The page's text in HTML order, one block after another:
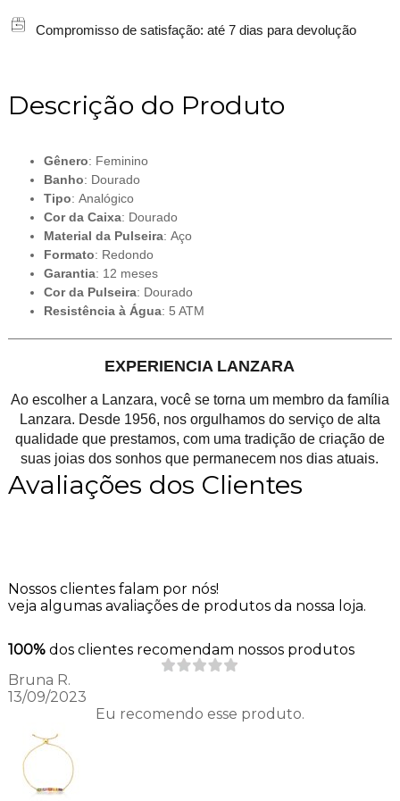
Compromisso de satisfação: até 7 dias para devolução
Descrição do Produto
Gênero: Feminino
Banho: Dourado
Tipo: Analógico
Cor da Caixa: Dourado
Material da Pulseira: Aço
Formato: Redondo
Garantia: 12 meses
Cor da Pulseira: Dourado
Resistência à Água: 5 ATM
EXPERIENCIA LANZARA
Ao escolher a Lanzara, você se torna um membro da família
Lanzara. Desde 1956, nos orgulhamos do serviço de alta
qualidade que prestamos, com uma tradição de criação de
suas joias dos sonhos que permanecem nos dias atuais.
Avaliações dos Clientes
Nossos clientes falam por nós!
veja algumas avaliações de produtos da nossa loja.
100% dos clientes recomendam nossos produtos
Bruna R.
13/09/2023
Eu recomendo esse produto.